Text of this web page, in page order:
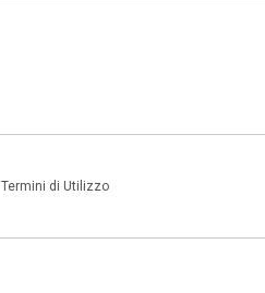
Termini di Utilizzo